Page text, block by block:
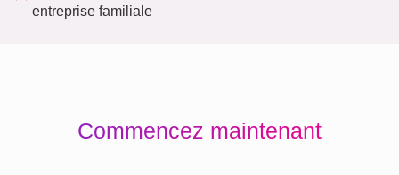
entreprise familiale
Commencez maintenant